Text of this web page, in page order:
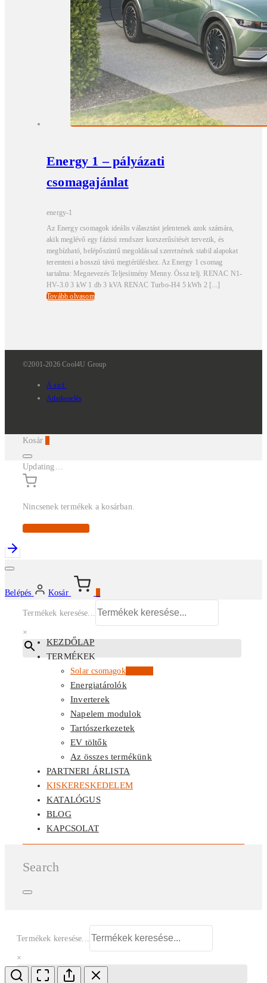
Energy 1 – pályázati
csomagajánlat
energy-1
Az Energy csomagok ideális választást jelentenek azok számára,
akik meglévő egy fázisú rendszer korszerűsítését tervezik, és
megbízható, belépőszintű megoldással szeretnének stabil alapokat
teremteni a hosszú távú megtérüléshez. Az Energy 1 csomag
tartalma: Megnevezés Teljesítmény Menny. Össz telj. RENAC N1-
HV-3.0 3 kW 1 db 3 kVA RENAC Turbo-H4 5 kWh 2 [...]
Tovább olvasom
©2001-2026 Cool4U Group
Á.sz.f.
Adatkezelés
Kosár
Updating…
Nincsenek termékek a kosárban.
Continue Shopping
Belépés Kosár
Termékek keresése...
×
KEZDŐLAP
TERMÉKEK
Solar csomagokKiemelt
Energiatárolók
Inverterek
Napelem modulok
Tartószerkezetek
EV töltők
Az összes termékünk
PARTNERI ÁRLISTA
KISKERESKEDELEM
KATALÓGUS
BLOG
KAPCSOLAT
Search
Termékek keresése...
×